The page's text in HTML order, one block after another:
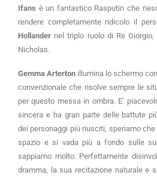
Ifans è un fantastico Rasputin che
rendere completamente ridicolo il
Hollander nel triplo ruolo di Re
Nicholas.
Gemma Arterton illumina lo schermo
convenzionale che risolve sempre le
per questo messa in ombra. E’
sincera e ha gran parte delle battute
dei personaggi più riusciti, speriamo
spazio e si vada più a fondo sulle
sappiamo molto. Perfettamente
dramma, la sua recitazione naturale e